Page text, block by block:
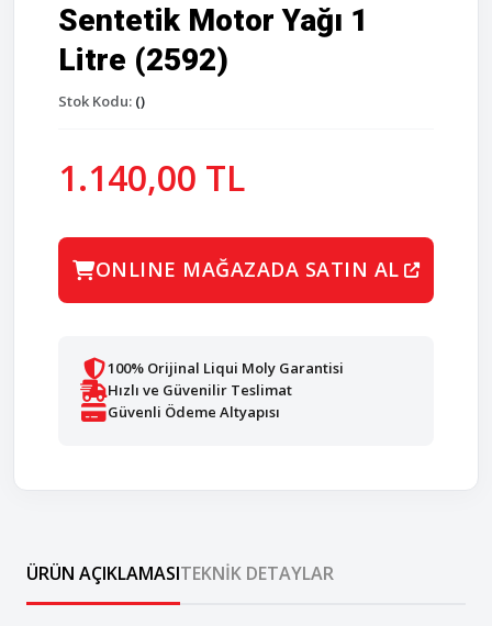
Sentetik Motor Yağı 1
Litre (2592)
Stok Kodu: ()
1.140,00 TL
ONLINE MAĞAZADA SATIN AL
100% Orijinal Liqui Moly Garantisi
Hızlı ve Güvenilir Teslimat
Güvenli Ödeme Altyapısı
ÜRÜN AÇIKLAMASITEKNIK DETAYLAR